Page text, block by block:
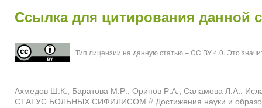
Ссылка для цитирования данной
Тип лицензии на данную статью – CC BY 4.0. Это
Ахмедов Ш.К., Баратова М.Р., Орипов Р.А., Саламова
СТАТУС БОЛЬНЫХ СИФИЛИСОМ // Достижения науки и